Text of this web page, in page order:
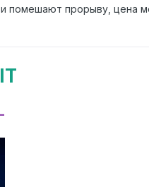
помешают прорыву, цена